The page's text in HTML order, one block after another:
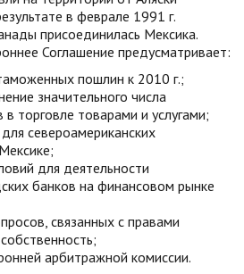
в феврале 1991 г.
присоединилась Мексика.
Соглашение предусматривает:
пошлин к 2010 г.;
значительного числа
торговле товарами и услугами;
североамериканских
для деятельности
банков на финансовом рынке
связанных с правами
арбитражной комиссии.